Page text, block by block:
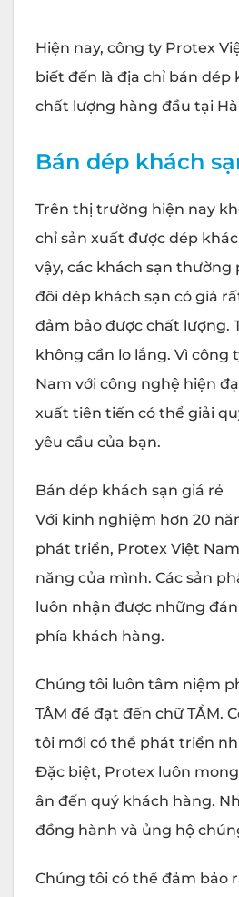
Hiện nay, công ty Protex
biết đến là địa chỉ bán dép
chất lượng hàng đầu tại Hà
Bán dép khách
Trên thị trường hiện nay
chỉ sản xuất được dép
vậy, các khách sạn
đôi dép khách sạn có giá
đảm bảo được chất lượng.
không cần lo lắng. Vì công
Nam với công nghệ hiện
xuất tiên tiến có thể giải
yêu cầu của bạn.
Bán dép khách sạn giá rẻ
Với kinh nghiệm hơn 20
phát triển, Protex Việt
năng của mình. Các sản
luôn nhận được những
phía khách hàng.
Chúng tôi luôn tâm niệm
TÂM để đạt đến chữ TẦM.
tôi mới có thể phát triển
Đặc biệt, Protex luôn
ân đến quý khách hàng.
đồng hành và ủng hộ
Chúng tôi có thể đảm bảo